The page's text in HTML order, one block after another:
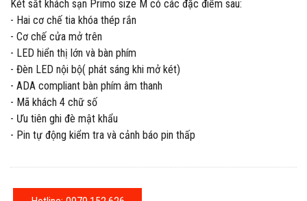
Két sắt khách sạn Primo size M có các đặc điểm sau:
- Hai cơ chế tia khóa thép rắn
- Cơ chế cửa mở trên
- LED hiển thị lớn và bàn phím
- Đèn LED nội bộ( phát sáng khi mở két)
- ADA compliant bàn phím âm thanh
- Mã khách 4 chữ số
- Ưu tiên ghi đè mật khẩu
- Pin tự động kiểm tra và cảnh báo pin thấp